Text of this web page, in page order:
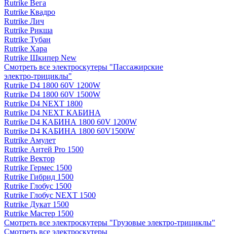
Rutrike Вега
Rutrike Квадро
Rutrike Лич
Rutrike Рикша
Rutrike Тубан
Rutrike Хара
Rutrike Шкипер New
Смотреть все электро­скутеры "Пассажирские
электро‑трициклы"
Rutrike D4 1800 60V 1200W
Rutrike D4 1800 60V 1500W
Rutrike D4 NEXT 1800
Rutrike D4 NEXT КАБИНА
Rutrike D4 КАБИНА 1800 60V 1200W
Rutrike D4 КАБИНА 1800 60V1500W
Rutrike Амулет
Rutrike Антей Pro 1500
Rutrike Вектор
Rutrike Гермес 1500
Rutrike Гибрид 1500
Rutrike Глобус 1500
Rutrike Глобус NEXT 1500
Rutrike Дукат 1500
Rutrike Мастер 1500
Смотреть все электро­скутеры "Грузовые электро‑трициклы"
Смотреть все электро­скутеры